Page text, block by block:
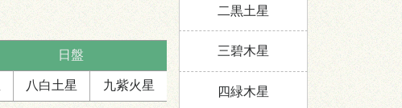
日盤
八白土星 九紫火星
二黒土星
三碧木星
四緑木星